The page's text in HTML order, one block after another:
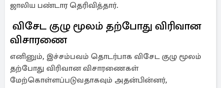
ஜாலிய பண்டார தெரிவித்தார்.
விசேட குழு மூலம் தற்போது விரிவான
விசாரணை
எனினும், இச்சம்பவம் தொடர்பாக விசேட குழு மூலம்
தற்போது விரிவான விசாரணைகள்
மேற்கொள்ளப்படுவதாகவும் அதன்பின்னர்,